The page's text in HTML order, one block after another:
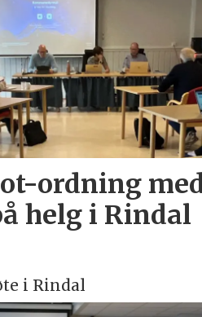
ordning
helg i Rindal
i Rindal